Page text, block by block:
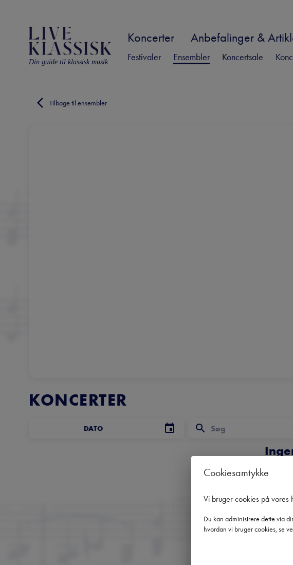
Din guide til klassisk musik
Koncerter Anbefalinger &
Festivaler Ensembler Koncertsale
Tilbage til ensembler
KONCERTER
DATO
Få overblik
Cookiesamtykke
Vi bruger cookies på vores
Du kan administrere dette via
hvordan vi bruger cookies, se